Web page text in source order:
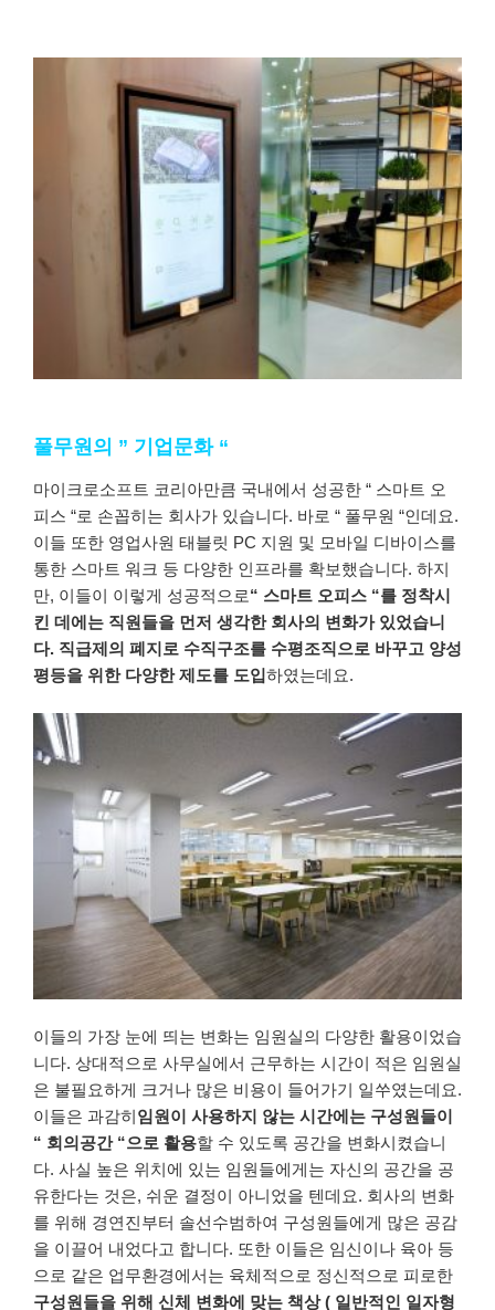
풀무원의 ” 기업문화 “
마이크로소프트 코리아만큼 국내에서 성공한 “ 스마트 오
피스 “로 손꼽히는 회사가 있습니다. 바로 “ 풀무원 “인데요.
이들 또한 영업사원 태블릿 PC 지원 및 모바일 디바이스를
통한 스마트 워크 등 다양한 인프라를 확보했습니다. 하지
만, 이들이 이렇게 성공적으로“ 스마트 오피스 “를 정착시
킨 데에는 직원들을 먼저 생각한 회사의 변화가 있었습니
다. 직급제의 폐지로 수직구조를 수평조직으로 바꾸고 양성
평등을 위한 다양한 제도를 도입하였는데요.
이들의 가장 눈에 띄는 변화는 임원실의 다양한 활용이었습
니다. 상대적으로 사무실에서 근무하는 시간이 적은 임원실
은 불필요하게 크거나 많은 비용이 들어가기 일쑤였는데요.
이들은 과감히임원이 사용하지 않는 시간에는 구성원들이
“ 회의공간“으로 활용할 수 있도록 공간을 변화시켰습니
다. 사실 높은 위치에 있는 임원들에게는 자신의 공간을 공
유한다는 것은, 쉬운 결정이 아니었을 텐데요. 회사의 변화
를 위해 경연진부터 솔선수범하여 구성원들에게 많은 공감
을 이끌어 내었다고 합니다. 또한 이들은 임신이나 육아 등
으로 같은 업무환경에서는 육체적으로 정신적으로 피로한
구성원들을 위해 신체 변화에 맞는 책상( 일반적인 일자형